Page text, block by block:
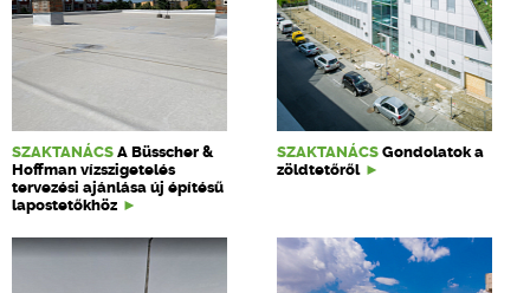
SZAKTANÁCS A Büsscher &
Hoffman vízszigetelés
tervezési ajánlása új építésű
lapostetőkhöz
SZAKTANÁCS Gondolatok a
zöldtetőről